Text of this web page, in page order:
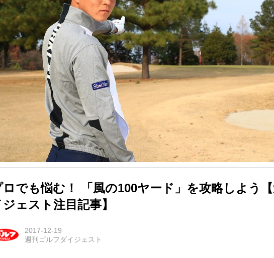
ロでも悩む！ 「風の100ヤード」を攻略しよう
ジェスト注目記事】
2017-12-19
週刊ゴルフダイジェスト